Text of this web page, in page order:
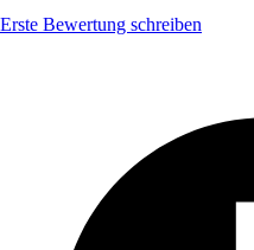
Erste Bewertung schreiben